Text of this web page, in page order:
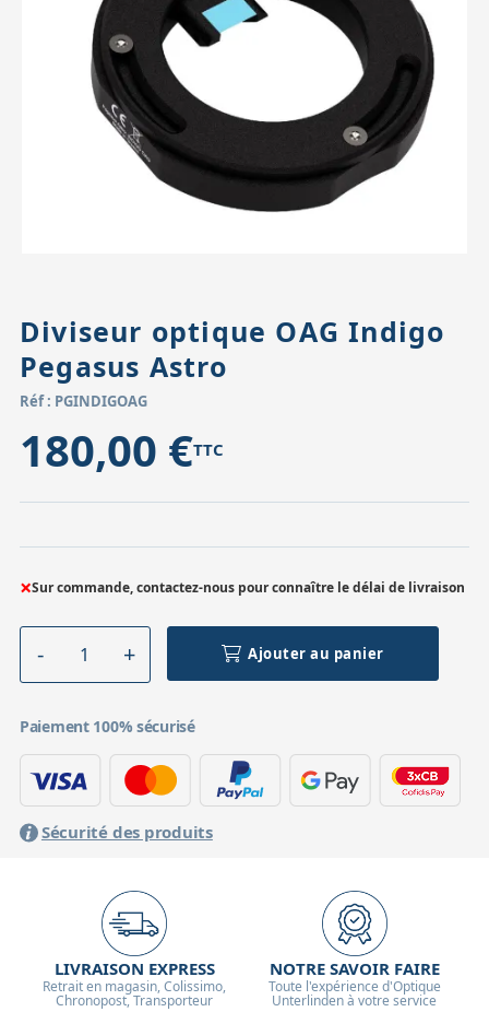
Accessoires pour montures
Têtes
Pièces détachées
Diviseur optique OAG Indigo
Pegasus Astro
Réf : PGINDIGOAG
180,00 €TTC
×Sur commande, contactez-nous pour connaître le délai de livraison
Ajouter au panier
Paiement 100% sécurisé
Sécurité des produits
LIVRAISON EXPRESS
Retrait en magasin, Colissimo,
Chronopost, Transporteur
NOTRE SAVOIR FAIRE
Toute l'expérience d'Optique
Unterlinden à votre service